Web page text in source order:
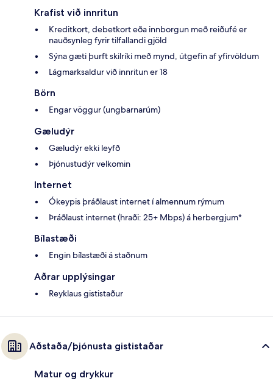
Krafist við innritun
Kreditkort, debetkort eða innborgun með reiðufé er
nauðsynleg fyrir tilfallandi gjöld
Sýna gæti þurft skilríki með mynd, útgefin af yfirvöldum
Lágmarksaldur við innritun er 18
Börn
Engar vöggur (ungbarnarúm)
Gæludýr
Gæludýr ekki leyfð
Þjónustudýr velkomin
Internet
Ókeypis þráðlaust internet í almennum rýmum
Þráðlaust internet (hraði: 25+ Mbps) á herbergjum*
Bílastæði
Engin bílastæði á staðnum
Aðrar upplýsingar
Reyklaus gististaður
Aðstaða/þjónusta gististaðar
Matur og drykkur